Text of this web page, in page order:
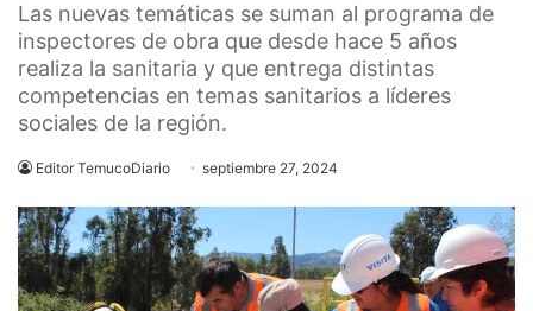
Las nuevas temáticas se suman al programa de
inspectores de obra que desde hace 5 años
realiza la sanitaria y que entrega distintas
competencias en temas sanitarios a líderes
sociales de la región.
Editor TemucoDiario septiembre 27, 2024